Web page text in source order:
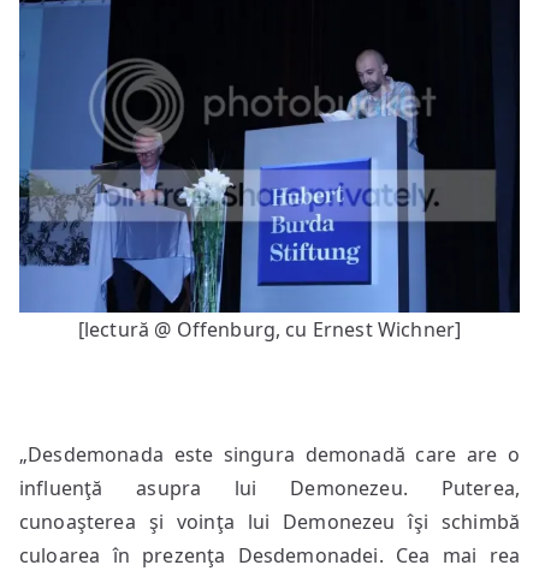
[lectură @ Offenburg, cu Ernest Wichner]
„Desdemonada este singura demonadă care are o
influenţă asupra lui Demonezeu. Puterea,
cunoaşterea şi voinţa lui Demonezeu îşi schimbă
culoarea în prezenţa Desdemonadei. Cea mai rea